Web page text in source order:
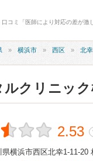
コミ「医師により対応の差が
横浜市 西区 北幸
クリニッ
2.53
県横浜市西区北幸1-11-20